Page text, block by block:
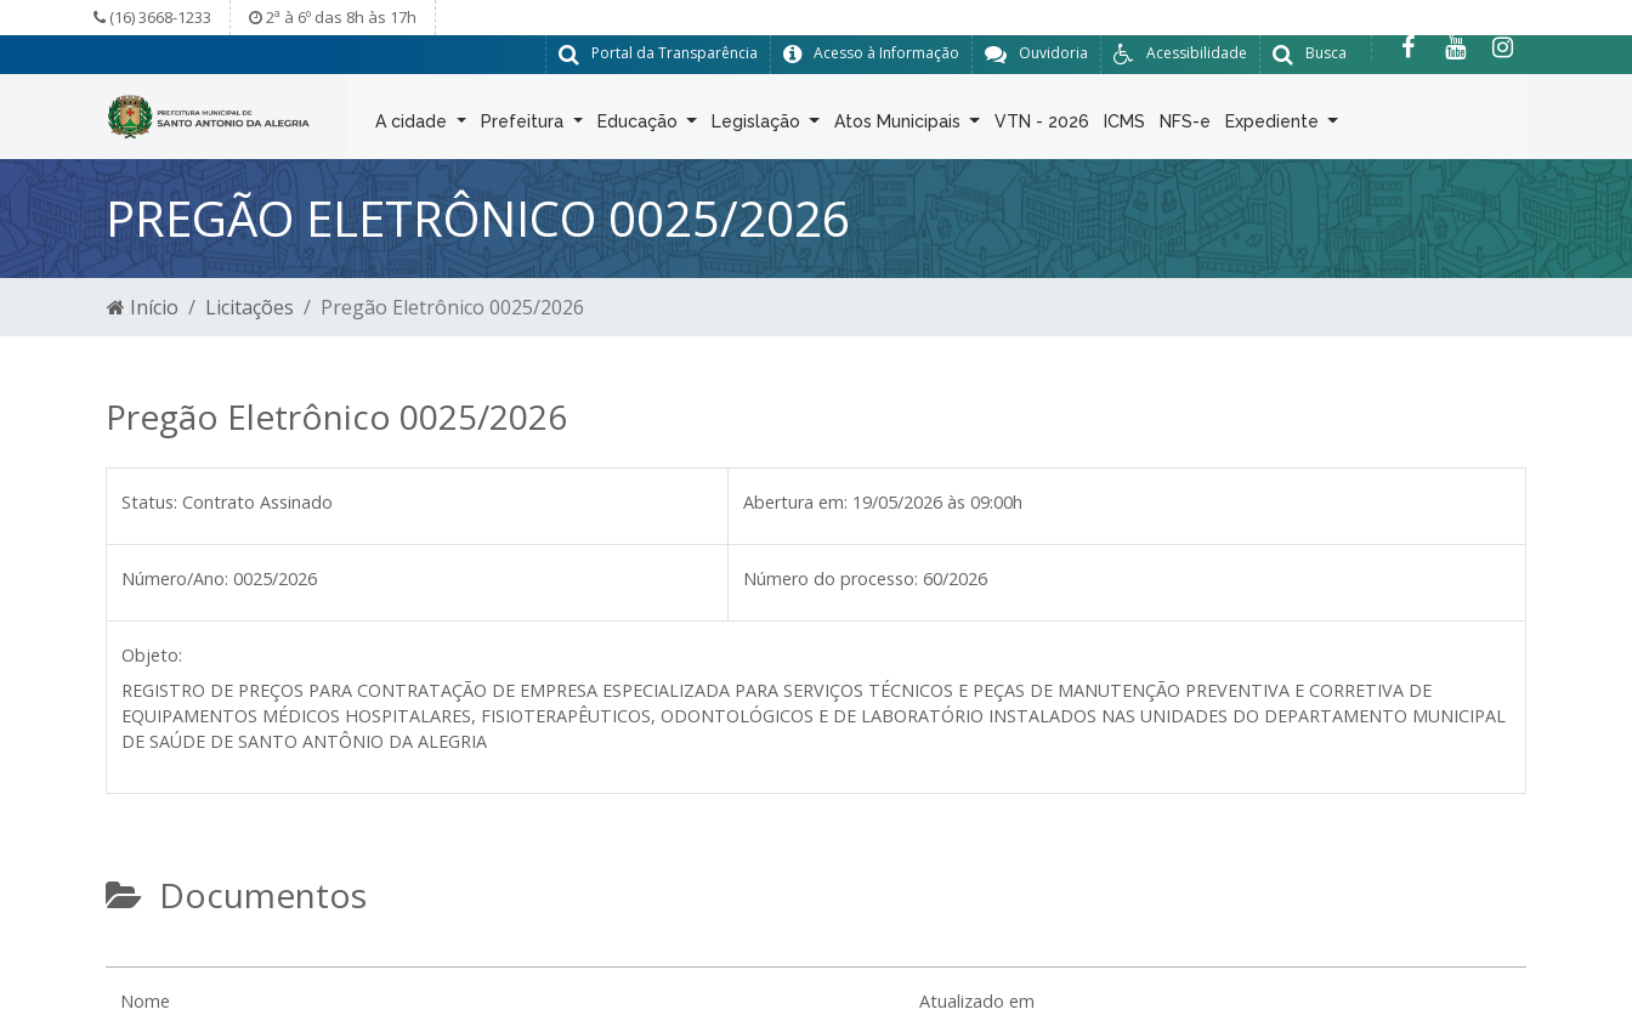
(16) 3668-1233 2ª à 6º das 8h às 17h
Busca
Acessibilidade
Ouvidoria
Acesso à Informação
Portal da Transparência
A cidade Prefeitura Educação Legislação Atos Municipais VTN - 2026 ICMS NFS-e Expediente
PREGÃO ELETRÔNICO 0025/2026
Início Licitações Pregão Eletrônico 0025/2026
Pregão Eletrônico 0025/2026
Status: Contrato Assinado Abertura em: 19/05/2026 às 09:00h
Número/Ano: 0025/2026 Número do processo: 60/2026
Objeto:
REGISTRO DE PREÇOS PARA CONTRATAÇÃO DE EMPRESA ESPECIALIZADA PARA SERVIÇOS TÉCNICOS E PEÇAS DE MANUTENÇÃO PREVENTIVA E CORRETIVA DE
EQUIPAMENTOS MÉDICOS HOSPITALARES, FISIOTERAPÊUTICOS, ODONTOLÓGICOS E DE LABORATÓRIO INSTALADOS NAS UNIDADES DO DEPARTAMENTO MUNICIPAL
DE SAÚDE DE SANTO ANTÔNIO DA ALEGRIA
Documentos
Nome Atualizado em